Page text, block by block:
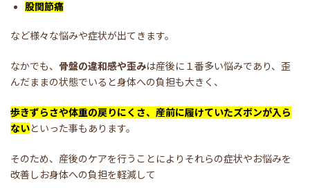
股関節痛
など様々な悩みや症状が出てきます。
なかでも、 骨盤の違和感や歪みは産後に１番多い悩みであり、歪
んだままの状態でいると身体への負担も大きく、
歩きずらさや体重の戻りにくさ、産前に履けていたズボンが入ら
ないといった事もあります。
そのため、産後のケアを行うことによりそれらの症状やお悩みを
改善しお身体への負担を軽減して